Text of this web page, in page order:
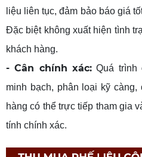
liệu liên tục, đảm bảo báo giá
Đặc biệt không xuất hiện tình
khách hàng.
- Cân chính xác: Quá trình
minh bạch, phân loại kỹ
hàng có thể trực tiếp tham gia
tính chính xác.